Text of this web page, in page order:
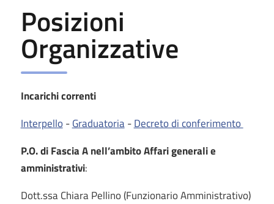
Posizioni
Organizzative
Incarichi correnti
Interpello -Graduatoria-Decreto di conferimento
P.O. di Fascia A nell’ambito Affari generali e
amministrativi:
Dott.ssa Chiara Pellino (Funzionario Amministrativo)